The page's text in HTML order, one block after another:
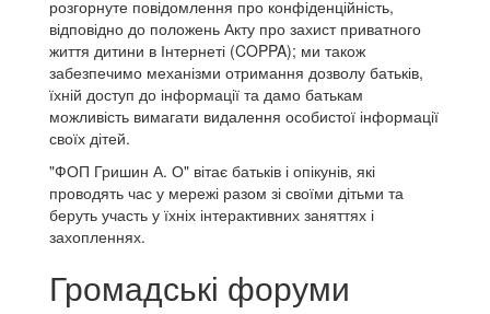
розгорнуте повідомлення про конфіденційність,
відповідно до положень Акту про захист приватного
життя дитини в Інтернеті (COPPA); ми також
забезпечимо механізми отримання дозволу батьків,
їхній доступ до інформації та дамо батькам
можливість вимагати видалення особистої інформації
своїх дітей.
"ФОП Гришин А. О" вітає батьків і опікунів, які
проводять час у мережі разом зі своїми дітьми та
беруть участь у їхніх інтерактивних заняттях і
захопленнях.
Громадські форуми